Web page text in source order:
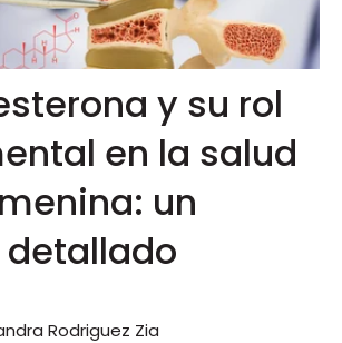
y su rol
en la salud
un
Rodriguez Zia